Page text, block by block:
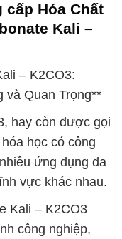
Hóa Chất
Kali –
– K2CO3:
và Quan Trọng**
hay còn được gọi
học có công
ứng dụng đa
vực khác nhau.
Kali – K2CO3
công nghiệp,